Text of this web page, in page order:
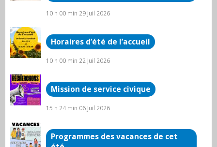
10 h 00 min 29 Juil 2026
Horaires d’été de l’accueil
10 h 00 min 22 Juil 2026
Mission de service civique
15 h 24 min 06 Juil 2026
Programmes des vacances de cet